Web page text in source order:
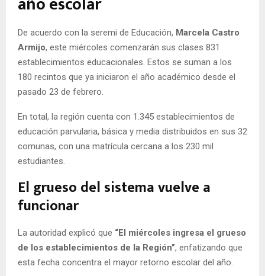
De acuerdo con la seremi de Educación, Marcela Castro
Armijo, este miércoles comenzarán sus clases 831
establecimientos educacionales. Estos se suman a los
180 recintos que ya iniciaron el año académico desde el
pasado 23 de febrero.
En total, la región cuenta con 1.345 establecimientos de
educación parvularia, básica y media distribuidos en sus 32
comunas, con una matrícula cercana a los 230 mil
estudiantes.
El grueso del sistema vuelve a
funcionar
La autoridad explicó que “El miércoles ingresa el grueso
de los establecimientos de la Región”, enfatizando que
esta fecha concentra el mayor retorno escolar del año.